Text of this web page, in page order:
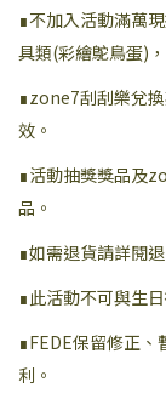
∎不加入活動滿萬
具類(彩繪鴕鳥蛋)
∎zone7刮刮樂兌
效。
∎活動抽獎獎品及
品。
∎如需退貨請詳閱
∎此活動不可與生
∎FEDE保留修正
利。